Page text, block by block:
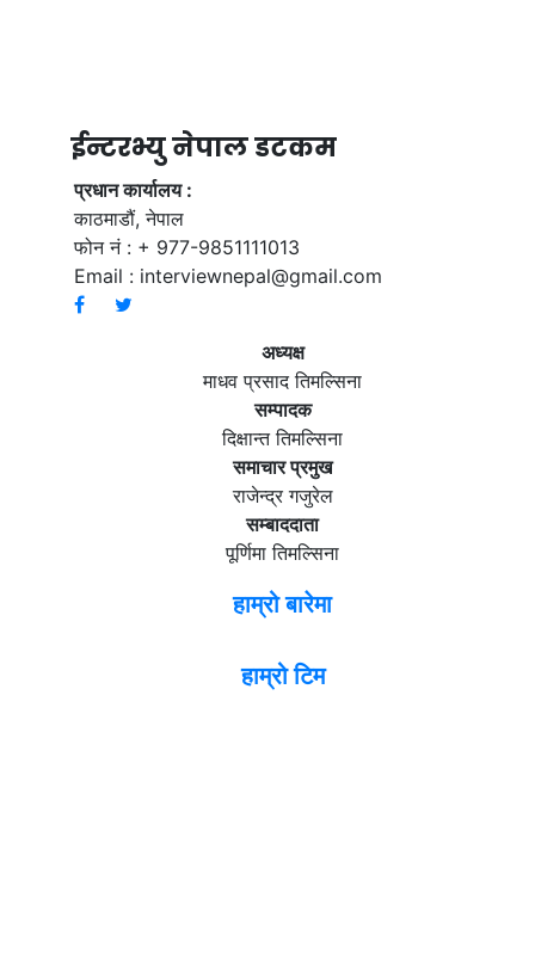
ईन्टरभ्यु नेपाल डटकम
प्रधान कार्यालय :
काठमाडौं, नेपाल
फोन नं : + 977-9851111013
Email : interviewnepal@gmail.com
अध्यक्ष
माधव प्रसाद तिमल्सिना
सम्पादक
दिक्षान्त तिमल्सिना
समाचार प्रमुख
राजेन्द्र गजुरेल
सम्बाददाता
पूर्णिमा तिमल्सिना
हाम्रो बारेमा
हाम्रो टिम